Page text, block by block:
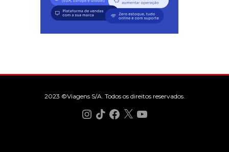
2023 ©Viagens S/A. Todos os direitos reservados.
Instagram
TikTokFacebook
X YouTube